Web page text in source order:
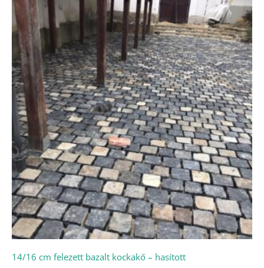
14/16 cm felezett bazalt kockakő – hasított